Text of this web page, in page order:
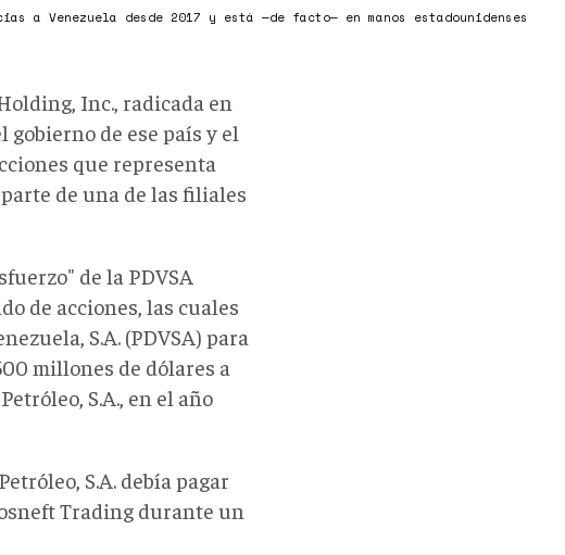
a Venezuela desde 2017 y está —de facto— en manos estadounidenses
Inc., radicada en
de ese país y el
que representa
de una de las filiales
de la PDVSA
de acciones, las cuales
S.A. (PDVSA) para
millones de dólares a
S.A., en el año
S.A. debía pagar
Trading durante un